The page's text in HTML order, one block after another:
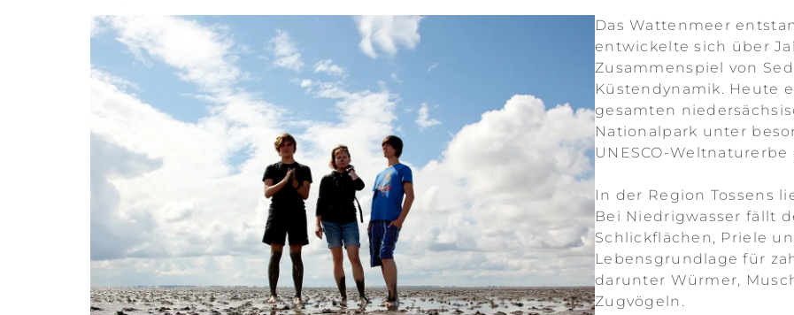
Das Wattenmeer
entwickelte sich über
Zusammenspiel von
Küstendynamik. Heute
gesamten
Nationalpark unter
UNESCO-Weltnaturerbe
In der Region Tossens
Bei Niedrigwasser fällt
Schlickflächen, Priele
Lebensgrundlage für
darunter Würmer,
Zugvögeln.